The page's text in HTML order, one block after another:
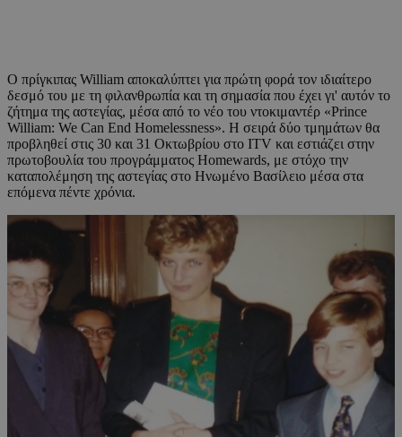
Ο πρίγκιπας William αποκαλύπτει για πρώτη φορά τον ιδιαίτερο
δεσμό του με τη φιλανθρωπία και τη σημασία που έχει γι' αυτόν το
ζήτημα της αστεγίας, μέσα από το νέο του ντοκιμαντέρ «Prince
William: We Can End Homelessness». Η σειρά δύο τμημάτων θα
προβληθεί στις 30 και 31 Οκτωβρίου στο ITV και εστιάζει στην
πρωτοβουλία του προγράμματος Homewards, με στόχο την
καταπολέμηση της αστεγίας στο Ηνωμένο Βασίλειο μέσα στα
επόμενα πέντε χρόνια.